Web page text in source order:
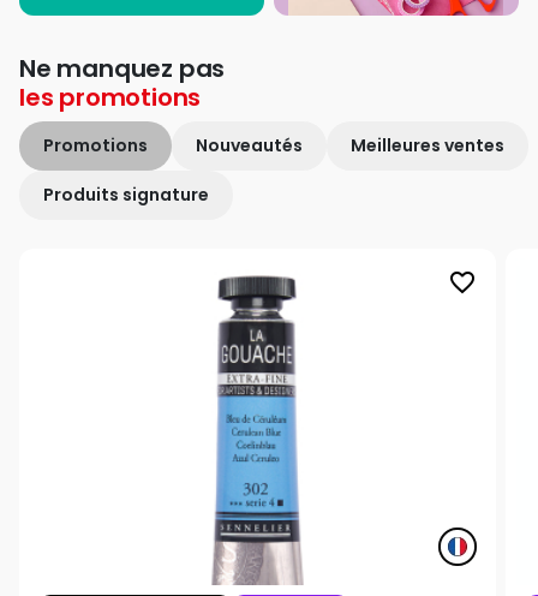
Ne manquez pas
les promotions
Promotions Nouveautés Meilleures ventes
Produits signature
favorite_border